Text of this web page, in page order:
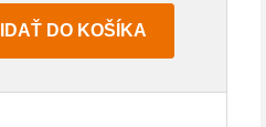
DO KOŠÍKA